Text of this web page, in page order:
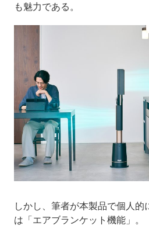
も魅力である。
しかし、筆者が本製品で個人
は「エアブランケット機能」。